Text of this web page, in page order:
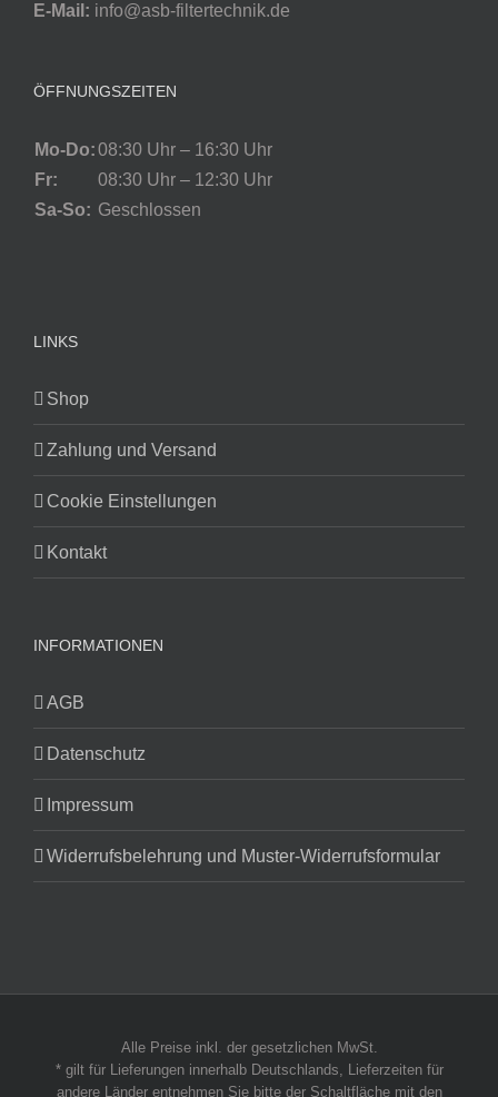
E-Mail: info@asb-filtertechnik.de
ÖFFNUNGSZEITEN
Mo-Do:08:30 Uhr – 16:30 Uhr
Fr:
08:30 Uhr – 12:30 Uhr
Sa-So: Geschlossen
LINKS
Shop
Zahlung und Versand
Cookie Einstellungen
Kontakt
INFORMATIONEN
AGB
Datenschutz
Impressum
Widerrufsbelehrung und Muster-Widerrufsformular
Alle Preise inkl. der gesetzlichen MwSt.
* gilt für Lieferungen innerhalb Deutschlands, Lieferzeiten für
andere Länder entnehmen Sie bitte der Schaltfläche mit den